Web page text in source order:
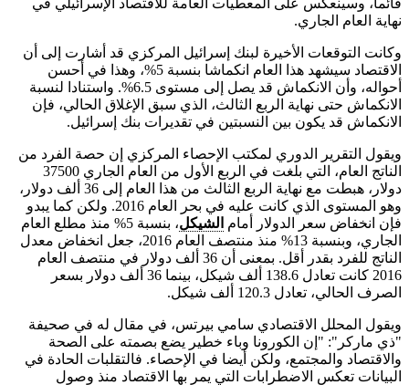
نهاية العام الجاري.
وكانت التوقعات الأخيرة لبنك إسرائيل المركزي قد أشارت إلى أن
الاقتصاد سيشهد هذا العام انكماشا بنسبة 5%، وهذا في أحسن
أحواله، وأن الانكماش قد يصل إلى مستوى 6.5%. واستنادا لنسبة
الانكماش حتى نهاية الربع الثالث، الذي سبق الإغلاق الحالي، فإن
الانكماش قد يكون بين النسبتين في تقديرات بنك إسرائيل.
ويقول التقرير الدوري لمكتب الإحصاء المركزي إن حصة الفرد من
الناتج العام، التي بلغت في الربع الأول من العام الجاري 37500
دولار، هبطت مع نهاية الربع الثالث من هذا العام إلى 36 ألف دولار،
وهو المستوى الذي كانت عليه في بحر العام 2016. ولكن كما يبدو
فإن انخفاض سعر الدولار أمام الشيكل
، بنسبة 5% منذ مطلع العام
الجاري، وبنسبة 13% منذ منتصف العام 2016، جعل انخفاض معدل
الناتج للفرد بقدر أقل. بمعنى أن 36 ألف دولار في منتصف العام
2016 كانت تعادل 138.6 ألف شيكل، بينما 36 ألف دولار بسعر
الصرف الحالي، تعادل 120.3 ألف شيكل.
ويقول المحلل الاقتصادي سامي بيرتس، في مقال له في صحيفة
"ذي ماركر": "إن الكورونا وباء خطير يضع بصمته على الصحة
والاقتصاد والمجتمع، ولكن أيضا في الإحصاء. فالتقلبات الحادة في
البيانات تعكس الاضطرابات التي يمر بها الاقتصاد منذ وصول